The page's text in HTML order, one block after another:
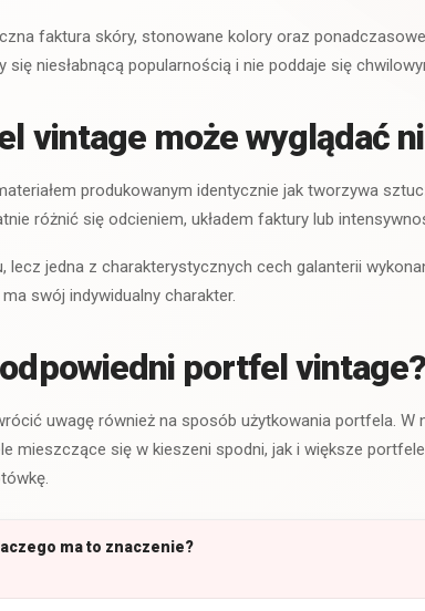
faktura skóry, stonowane kolory oraz
się niesłabnącą popularnością i nie poddaje się
vintage może wyglądać
produkowanym identycznie jak tworzywa
różnić się odcieniem, układem faktury lub
lecz jedna z charakterystycznych cech galanterii
swój indywidualny charakter.
portfel vintage?
uwagę również na sposób użytkowania portfela. W
mieszczące się w kieszeni spodni, jak i większe
ma to znaczenie?